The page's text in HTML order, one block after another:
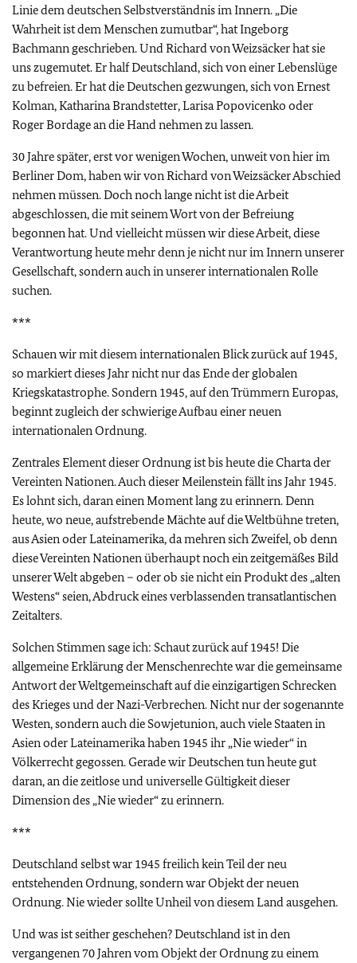
Linie dem deutschen Selbstverständnis im Innern. „Die
Wahrheit ist dem Menschen zumutbar“, hat Ingeborg
Bachmann geschrieben. Und Richard von Weizsäcker hat sie
uns zugemutet. Er half Deutschland, sich von einer Lebenslüge
zu befreien. Er hat die Deutschen gezwungen, sich von Ernest
Kolman, Katharina Brandstetter, Larisa Popovicenko oder
Roger Bordage an die Hand nehmen zu lassen.
30 Jahre später, erst vor wenigen Wochen, unweit von hier im
Berliner Dom, haben wir von Richard von Weizsäcker Abschied
nehmen müssen. Doch noch lange nicht ist die Arbeit
abgeschlossen, die mit seinem Wort von der Befreiung
begonnen hat. Und vielleicht müssen wir diese Arbeit, diese
Verantwortung heute mehr denn je nicht nur im Innern unserer
Gesellschaft, sondern auch in unserer internationalen Rolle
suchen.
***
Schauen wir mit diesem internationalen Blick zurück auf 1945,
so markiert dieses Jahr nicht nur das Ende der globalen
Kriegskatastrophe. Sondern 1945, auf den Trümmern Europas,
beginnt zugleich der schwierige Aufbau einer neuen
internationalen Ordnung.
Zentrales Element dieser Ordnung ist bis heute die Charta der
Vereinten Nationen. Auch dieser Meilenstein fällt ins Jahr 1945.
Es lohnt sich, daran einen Moment lang zu erinnern. Denn
heute, wo neue, aufstrebende Mächte auf die Weltbühne treten,
aus Asien oder Lateinamerika, da mehren sich Zweifel, ob denn
diese Vereinten Nationen überhaupt noch ein zeitgemäßes Bild
unserer Welt abgeben – oder ob sie nicht ein Produkt des „alten
Westens“ seien, Abdruck eines verblassenden transatlantischen
Zeitalters.
Solchen Stimmen sage ich: Schaut zurück auf 1945! Die
allgemeine Erklärung der Menschenrechte war die gemeinsame
Antwort der Weltgemeinschaft auf die einzigartigen Schrecken
des Krieges und der Nazi-Verbrechen. Nicht nur der sogenannte
Westen, sondern auch die Sowjetunion, auch viele Staaten in
Asien oder Lateinamerika haben 1945 ihr „Nie wieder“ in
Völkerrecht gegossen. Gerade wir Deutschen tun heute gut
daran, an die zeitlose und universelle Gültigkeit dieser
Dimension des „Nie wieder“ zu erinnern.
***
Deutschland selbst war 1945 freilich kein Teil der neu
entstehenden Ordnung, sondern war Objekt der neuen
Ordnung. Nie wieder sollte Unheil von diesem Land ausgehen.
Und was ist seither geschehen? Deutschland ist in den
vergangenen 70 Jahren vom Objekt der Ordnung zu einem